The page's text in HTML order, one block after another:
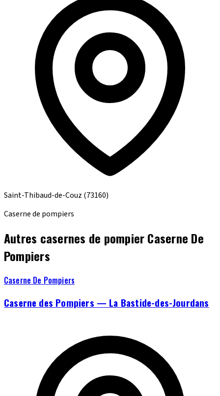
Saint-Thibaud-de-Couz (73160)
Caserne de pompiers
Autres casernes de pompier Caserne De
Pompiers
Caserne De Pompiers
Caserne des Pompiers — La Bastide-des-Jourdans